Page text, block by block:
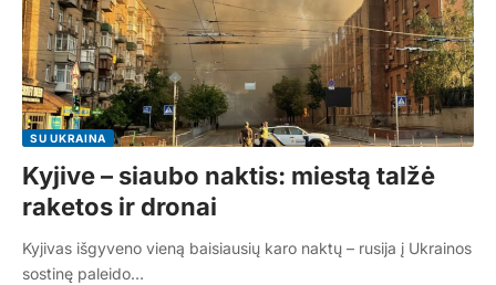
SU UKRAINA
Kyjive – siaubo naktis: miestą talžė
raketos ir dronai
Kyjivas išgyveno vieną baisiausių karo naktų – rusija į Ukrainos
sostinę paleido…